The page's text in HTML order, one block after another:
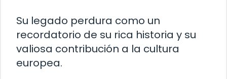
Su legado perdura como un
recordatorio de su rica historia y su
valiosa contribución a la cultura
europea.